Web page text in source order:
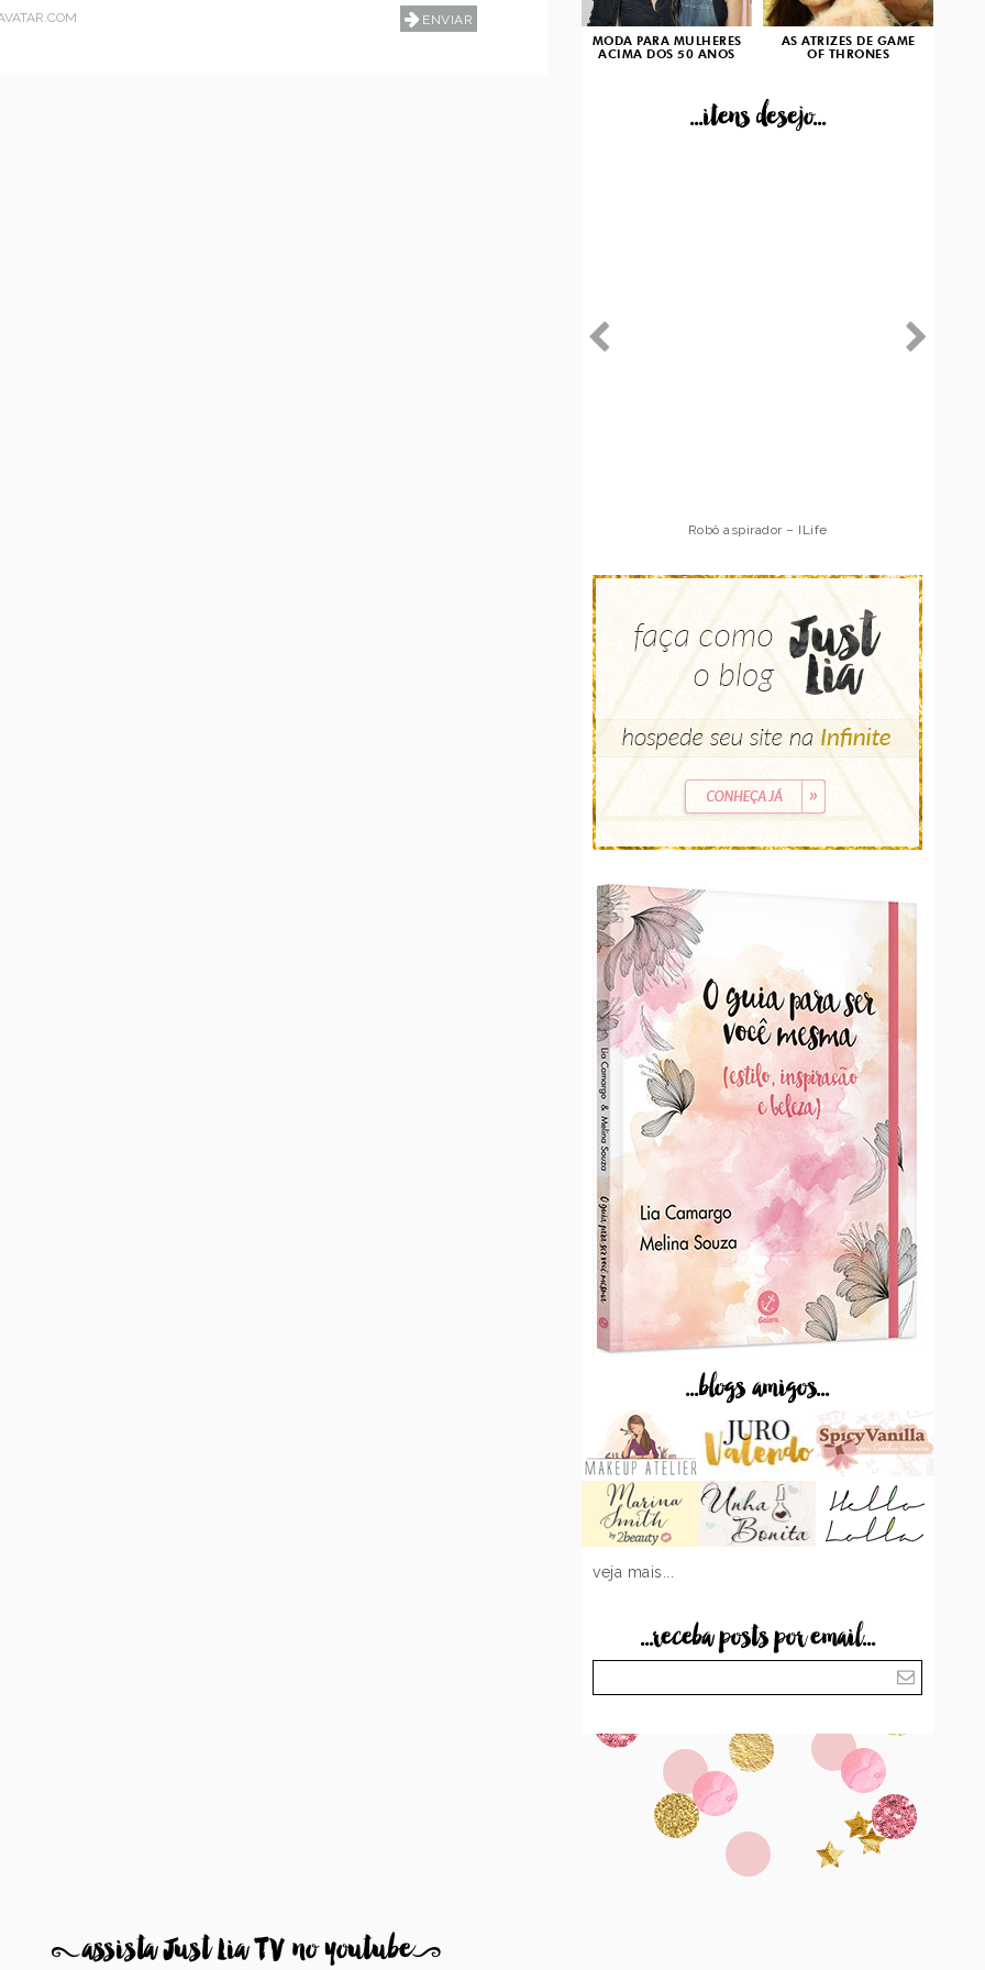
MODA PARA MULHERES
ACIMA DOS 50 ANOS
AS ATRIZES DE GAME
OF THRONES
...itens desejo...
Robô aspirador – ILife
...blogs amigos...
veja mais...
...receba posts por email...
8assista Just Lia TV no youtube9